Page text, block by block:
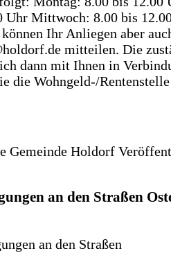
Uhr Mittwoch: 8.00 bis
Ihr Anliegen aber
mitteilen. Die
dann mit Ihnen in
die Wohngeld-/
Gemeinde Holdorf
an den Straßen